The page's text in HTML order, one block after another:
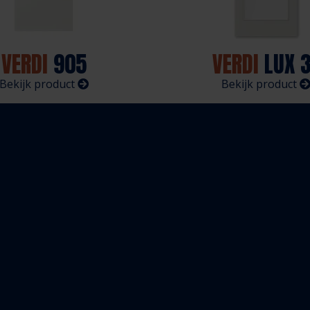
VERDI 905
Bekijk product
VERDI LUX
Bekijk product